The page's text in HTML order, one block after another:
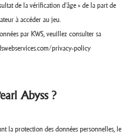
de la vérification d'âge » de la part de
à accéder au jeu.
par KWS, veuillez consulter sa
privacy-policy
Abyss ?
la protection des données personnelles, le